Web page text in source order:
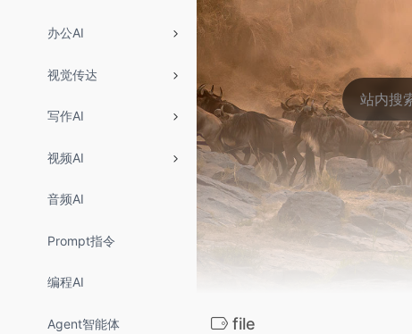
办公AI
视觉传达
写作AI
视频AI
音频AI
Prompt指令
编程AI
Agent智能体 file